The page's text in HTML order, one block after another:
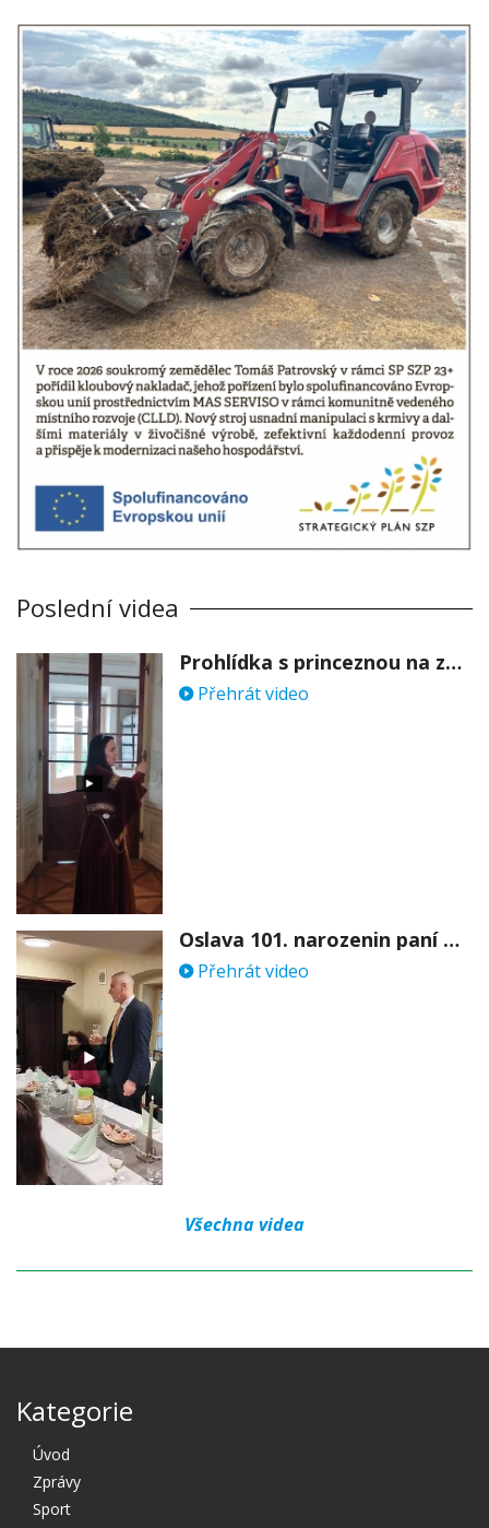
Poslední videa
Prohlídka s princeznou na zámku Stekník
Přehrát video
Oslava 101. narozenin paní Věry Skořepové
Přehrát video
Všechna videa
Kategorie
Úvod
Zprávy
Sport